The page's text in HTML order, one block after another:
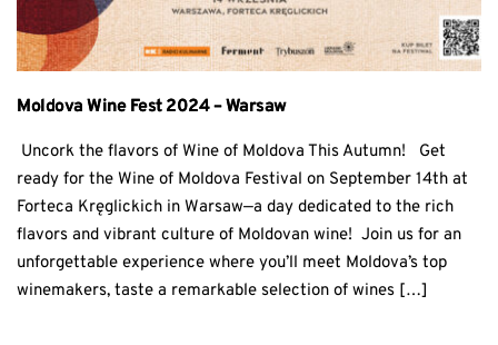
Moldova Wine Fest 2024 – Warsaw
Uncork the flavors of Wine of Moldova This Autumn! Get
ready for the Wine of Moldova Festival on September 14th at
Forteca Kręglickich in Warsaw—a day dedicated to the rich
flavors and vibrant culture of Moldovan wine! Join us for an
unforgettable experience where you’ll meet Moldova’s top
winemakers, taste a remarkable selection of wines […]